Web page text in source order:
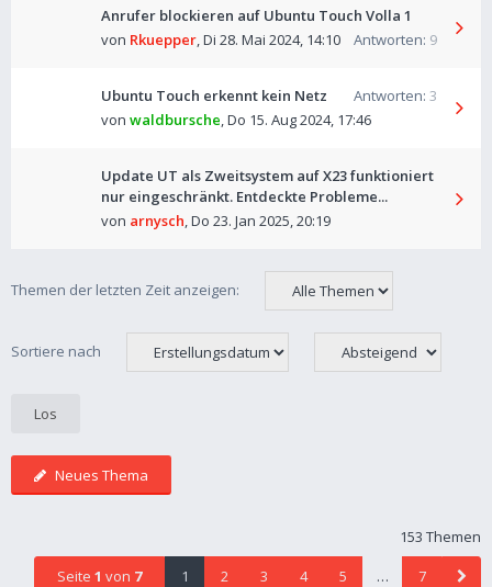
Anrufer blockieren auf Ubuntu Touch Volla 1
Antworten: 9
von Rkuepper,Di 28. Mai 2024, 14:10
Ubuntu Touch erkennt kein Netz Antworten: 3
von waldbursche,Do 15. Aug 2024, 17:46
Update UT als Zweitsystem auf X23 funktioniert
nur eingeschränkt. Entdeckte Probleme...
von arnysch,Do 23. Jan 2025, 20:19
Themen der letzten Zeit anzeigen:
Sortiere nach
Neues Thema
153 Themen
Seite 1 von 7 1 2 3 4 5 … 7